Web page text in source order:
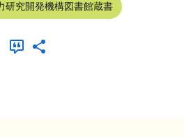
研究開発機構図書館蔵書